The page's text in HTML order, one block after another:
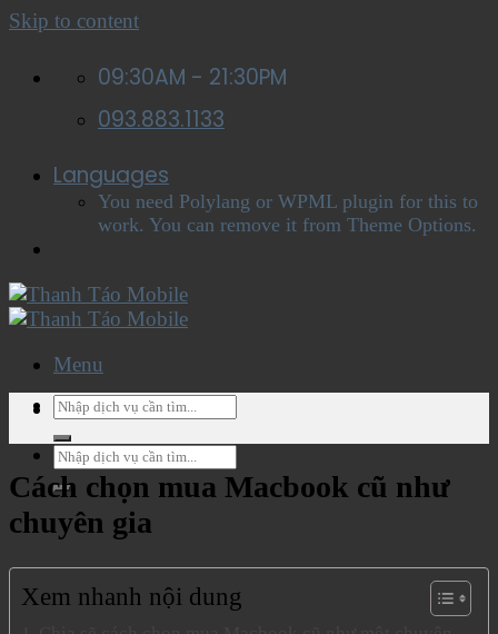
Skip to content
09:30AM - 21:30PM
093.883.1133
Languages
You need Polylang or WPML plugin for this to
work. You can remove it from Theme Options.
Menu
Menu
Cách chọn mua Macbook cũ như
chuyên gia
Xem nhanh nội dung